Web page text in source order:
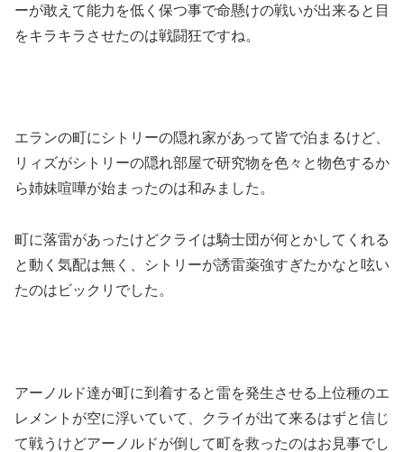
ーが敢えて能力を低く保つ事で命懸けの戦いが出来ると目
をキラキラさせたのは戦闘狂ですね。
エランの町にシトリーの隠れ家があって皆で泊まるけど、
リィズがシトリーの隠れ部屋で研究物を色々と物色するか
ら姉妹喧嘩が始まったのは和みました。
町に落雷があったけどクライは騎士団が何とかしてくれる
と動く気配は無く、シトリーが誘雷薬強すぎたかなと呟い
たのはビックリでした。
アーノルド達が町に到着すると雷を発生させる上位種のエ
レメントが空に浮いていて、クライが出て来るはずと信じ
て戦うけどアーノルドが倒して町を救ったのはお見事でし